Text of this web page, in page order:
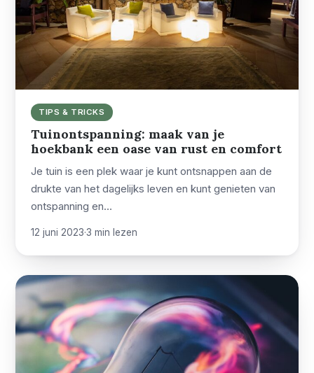
TIPS & TRICKS
Tuinontspanning: maak van je
hoekbank een oase van rust en comfort
Je tuin is een plek waar je kunt ontsnappen aan de
drukte van het dagelijks leven en kunt genieten van
ontspanning en…
12 juni 2023·3 min lezen